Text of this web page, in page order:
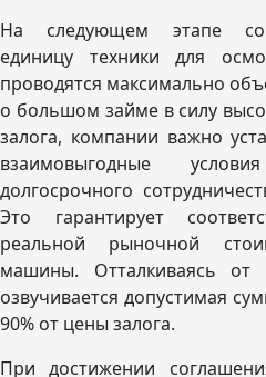
На следующем этапе
единицу техники для
проводятся максимально
о большом займе в силу
залога, компании важно
взаимовыгодные
долгосрочного
Это гарантирует
реальной рыночной
машины. Отталкиваясь от
озвучивается допустимая
90% от цены залога.
При достижении